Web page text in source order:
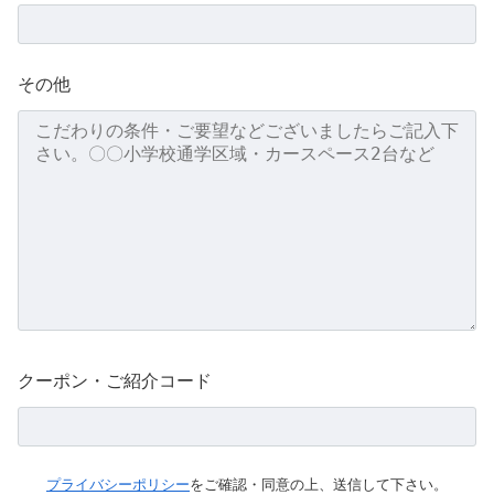
その他
クーポン・ご紹介コード
プライバシーポリシーをご確認・同意の上、送信して下さい。